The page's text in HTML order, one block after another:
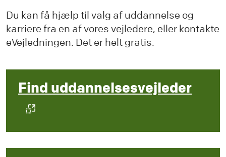
Du kan få hjælp til valg af uddannelse og
karriere fra en af vores vejledere, eller kontakte
eVejledningen. Det er helt gratis.
Find uddannelsesvejleder